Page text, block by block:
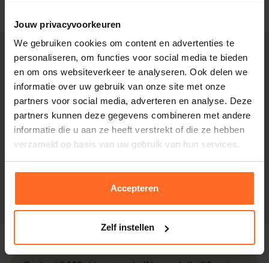
Jouw privacyvoorkeuren
We gebruiken cookies om content en advertenties te
personaliseren, om functies voor social media te bieden
en om ons websiteverkeer te analyseren. Ook delen we
informatie over uw gebruik van onze site met onze
partners voor social media, adverteren en analyse. Deze
partners kunnen deze gegevens combineren met andere
informatie die u aan ze heeft verstrekt of die ze hebben
verzameld op basis van uw gebruik van hun services.
Accepteren
Zelf instellen
Eigenschappen
Artikelnummer
247803-RZ
Leveranciersnummer
Categorie
Polo's
Merk
McGregor
Kleur
Roze
Kwaliteit
100% Katoen
Altijd gratis bezorging
Bezorging is altijd gratis, binnen 1-3 werkdagen
thuisgeleverd met DHL.
Retourneren
Binnen 30 dagen eenvoudig retourneren via DHL voor
iDeal, Riverty (Afterpay), creditcard of Paypal, kies zelf
één van de vele betaalopties.
5% Spaarbonus